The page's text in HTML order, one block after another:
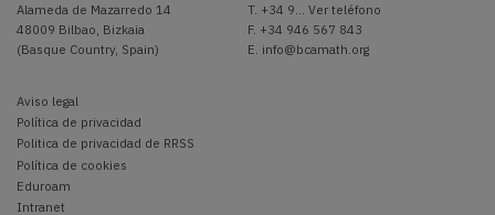
Alameda de Mazarredo 14
48009 Bilbao, Bizkaia
(Basque Country, Spain)
T. +34 9... Ver teléfono
F. +34 946 567 843
E. info@bcamath.org
Aviso legal
Política de privacidad
Politica de privacidad de RRSS
Política de cookies
Eduroam
Intranet